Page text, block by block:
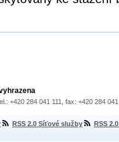
+420 284 041 111, fax: +420 284
RSS 2.0 Síťové služby RSS